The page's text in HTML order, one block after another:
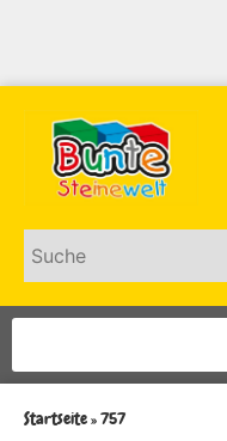
Startseite»757